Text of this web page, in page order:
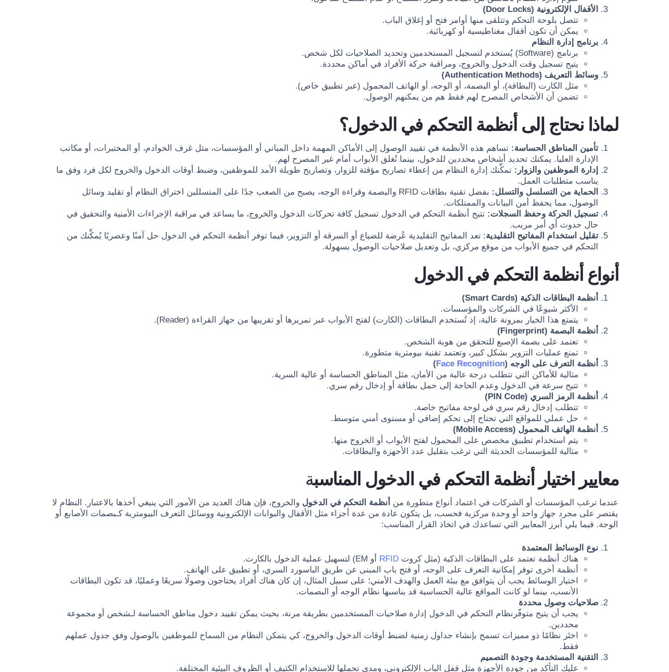
الأقفال الإلكترونية (Door Locks)
تتصل بلوحة التحكم وتتلقى منها أوامر فتح أو إغلاق الباب.
يمكن أن تكون أقفال مغناطيسية أو كهربائية.
برنامج إدارة النظام
برنامج (Software) يُستخدم لتسجيل المستخدمين وتحديد الصلاحيات لكل شخص.
يتيح تسجيل وقت الدخول والخروج، ومراقبة حركة الأفراد في أماكن محددة.
وسائط التعريف (Authentication Methods)
مثل الكارت (البطاقة)، أو البصمة، أو الوجه، أو الهاتف المحمول (عبر تطبيق خاص).
تضمن أن الأشخاص المصرح لهم فقط هم من يمكنهم الوصول.
لماذا نحتاج إلى أنظمة التحكم في الدخول؟
تأمين المناطق الحساسة: تساهم هذه الأنظمة في تقييد الوصول إلى الأماكن المهمة داخل المباني أو المؤسسات، مثل غرف الخوادم، أو المختبرات، أو مكاتب
الإدارة العليا. يمكنك تحديد أشخاص محددين للدخول، بينما تُغلق الأبواب أمام غير المصرح لهم.
إدارة الموظفين والزوار: تمكِّنك إدارة النظام من إعطاء تصاريح مؤقتة للزوار، وتصاريح طويلة الأمد للموظفين، وضبط أوقات الدخول والخروج لكل فرد وفق ما
يناسب متطلبات العمل.
الحماية من التسلسل والتسلل:
بفضل تقنية بطاقات RFID والبصمة وقراءة الوجه، يصبح من الصعب جدًا على المتسللين اختراق النظام أو تقليد وسائل
الوصول، مما يحفظ أمن البيانات والممتلكات.
تسجيل الحركة وحفظ السجلات: تتيح أنظمة التحكم في الدخول تسجيل كافة تحركات الدخول والخروج، ما يساعد في مراقبة الإجراءات الأمنية والتحقيق في
حال حدوث أي أمر مريب.
تقليل استخدام المفاتيح التقليدية: تعد المفاتيح التقليدية عُرضة للضياع أو السرقة أو التزوير، فيما توفر أنظمة التحكم في الدخول حل آمنًا وعصريًا يُمكِّنك من
التحكم في جميع الأبواب من موقع مركزي، بل وتعديل صلاحيات الوصول بسهولة.
أنواع أنظمة التحكم في الدخول
أنظمة البطاقات الذكية (Smart Cards)
الأكثر شيوعًا في الشركات والمؤسسات.
يتمتع هذا الخيار بمرونة عالية، إذ تُستخدم البطاقات (الكارت) لفتح الأبواب عبر تمريرها أو تقريبها من جهاز القراءة (Reader).
أنظمة البصمة (Fingerprint)
تعتمد على بصمة الإصبع للتحقق من هوية الشخص.
تمنع عمليات التزوير بشكل كبير، وتعتمد تقنية بيومترية متطورة.
أنظمة التعرف على الوجه (Face Recognition
)
مثالية للأماكن التي تتطلب درجة عالية من الأمان، مثل المناطق الحساسة أو عالية السرية.
تتيح سرعة في الدخول وعدم الحاجة إلى حمل بطاقة أو إدخال رقم سري.
أنظمة الرمز السري (PIN Code)
تتطلب إدخال رقم سري في لوحة مفاتيح خاصة.
حل عملي للمواقع التي تحتاج إلى تحكم إضافي أو مستوى أمني متوسط.
أنظمة الهاتف المحمول (Mobile Access)
يتم استخدام تطبيق مخصص على المحمول لفتح الأبواب أو الخروج منها.
مثالية للمؤسسات الحديثة التي ترغب بتقليل عدد الأجهزة والبطاقات.
معايير اختيار أنظمة التحكم في الدخول المناسبة
عندما ترغب المؤسسات أو الشركات في اعتماد أنواع متطورة من أنظمة التحكم في الدخول والخروج، فإن هناك العديد من الأمور التي ينبغي أخذها بالاعتبار. النظام لا
يقتصر على مجرد جهاز واحد أو وحدة مركزية فحسب، بل يتكون عادة من عدة أجزاء مثل الأقفال والبوابات الإلكترونية ووسائل التعرف البيومترية كـبصمات الأصابع أو
الوجة. فيما يلي أبرز المعايير التي تساعدك في اتخاذ القرار المناسب:
نوع الوسائط المعتمدة
هناك أنظمة تعتمد على البطاقات الذكية (مثل كروت RFID
أو EM) لتسهيل عملية الدخول بالكارت.
أنظمة أخرى توفر إمكانية التعرف على الوجه، أو فتح باب المبنى عن طريق الباسورد السري، أو تطبيق على الهاتف.
اختيار الوسائط يجب أن يتوافق مع بيئة العمل والهدف الأمني؛ على سبيل المثال، إن كان هناك أفراد يحتاجون وصولًا سريعًا وعمليًا، قد تكون البطاقات
الأنسب، بينما لو كانت المواقع عالية الحساسية قد يناسبها نظام الوجه أو البصمات.
صلاحيات وصول محددة
يجب أن يتيح متوفّرنظام التحكم في الدخول إدارة صلاحيات المستخدمين بطريقة مرنة، بحيث يمكن تقييد دخول مناطق الحساسة لـشخص أو مجموعة
محددين.
اختَر نظامًا ذو مميزات تسمح بإنشاء جداول زمنية لضبط أوقات الدخول والخروج، كي يتمكن النظام من السماح للموظفين بالوصول وفق جدول عملهم
فقط.
التقنية المستخدمة وجودة التصميم
عليك التأكد من جودة الأجهزة مثل قفل الباب الإلكتروني، ومدى تحملها للاستخدام الكثيف أو الظروف البيئية المختلفة.